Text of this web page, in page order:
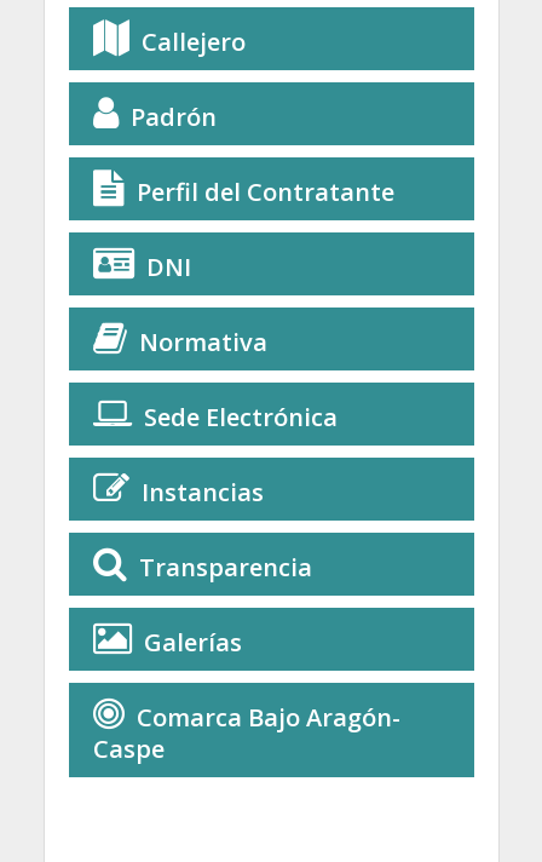
Callejero
Padrón
Perfil del Contratante
DNI
Normativa
Sede Electrónica
Instancias
Transparencia
Galerías
Comarca Bajo Aragón-
Caspe